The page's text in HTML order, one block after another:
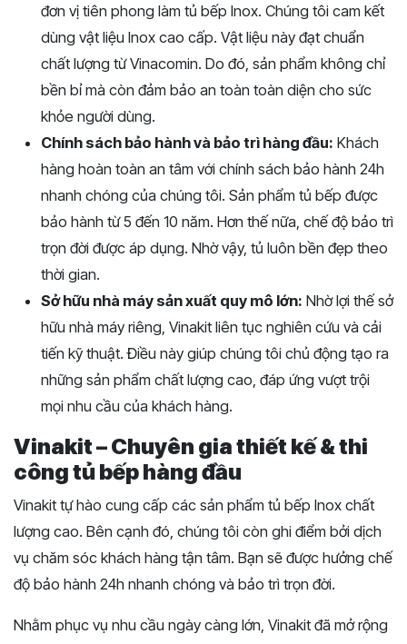
đơn vị tiên phong làm tủ bếp Inox. Chúng tôi cam kết
dùng vật liệu Inox cao cấp. Vật liệu này đạt chuẩn
chất lượng từ Vinacomin. Do đó, sản phẩm không chỉ
bền bỉ mà còn đảm bảo an toàn toàn diện cho sức
khỏe người dùng.
Chính sách bảo hành và bảo trì hàng đầu: Khách
hàng hoàn toàn an tâm với chính sách bảo hành 24h
nhanh chóng của chúng tôi. Sản phẩm tủ bếp được
bảo hành từ 5 đến 10 năm. Hơn thế nữa, chế độ bảo trì
trọn đời được áp dụng. Nhờ vậy, tủ luôn bền đẹp theo
thời gian.
Sở hữu nhà máy sản xuất quy mô lớn: Nhờ lợi thế sở
hữu nhà máy riêng, Vinakit liên tục nghiên cứu và cải
tiến kỹ thuật. Điều này giúp chúng tôi chủ động tạo ra
những sản phẩm chất lượng cao, đáp ứng vượt trội
mọi nhu cầu của khách hàng.
Vinakit – Chuyên gia thiết kế & thi
công tủ bếp hàng đầu
Vinakit tự hào cung cấp các sản phẩm tủ bếp Inox chất
lượng cao. Bên cạnh đó, chúng tôi còn ghi điểm bởi dịch
vụ chăm sóc khách hàng tận tâm. Bạn sẽ được hưởng chế
độ bảo hành 24h nhanh chóng và bảo trì trọn đời.
Nhằm phục vụ nhu cầu ngày càng lớn, Vinakit đã mở rộng